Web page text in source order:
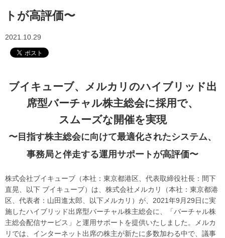
トが高評価〜
2021.10.29
ブイキューブ、メルカリのハイブリッド出
席型バーチャル株主総会に採用で、
スムーズな開催を実現
〜目指す株主総会に向けて最適化されたシステム、
事務局と伴走する運用サポートが高評価〜
株式会社ブイキューブ（本社：東京都港区、代表取締役社長：間下
直晃、以下 ブイキューブ）は、株式会社メルカリ（本社：東京都港
区、代表者：山田進太郎、以下メルカリ）が、2021年9月29日に実
施したハイブリッド出席型バーチャル株主総会に、「バーチャル株
主総会配信サービス」と運用サポートを提供いたしました。メルカ
リでは、インターネット出席の株主が新たに多数加わる中で、議事